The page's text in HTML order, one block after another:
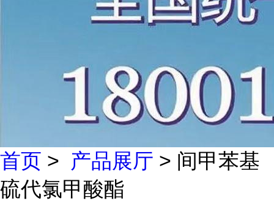
首页 > 产品展厅 > 间甲苯基
硫代氯甲酸酯